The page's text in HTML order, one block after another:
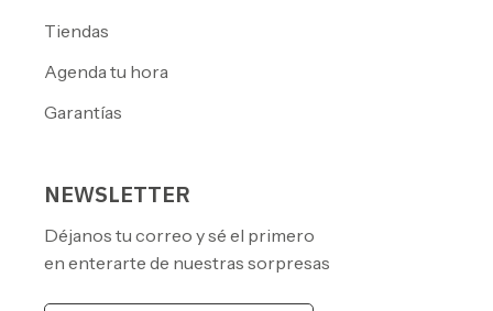
Tiendas
Agenda tu hora
Garantías
NEWSLETTER
Déjanos tu correo y sé el primero
en enterarte de nuestras sorpresas